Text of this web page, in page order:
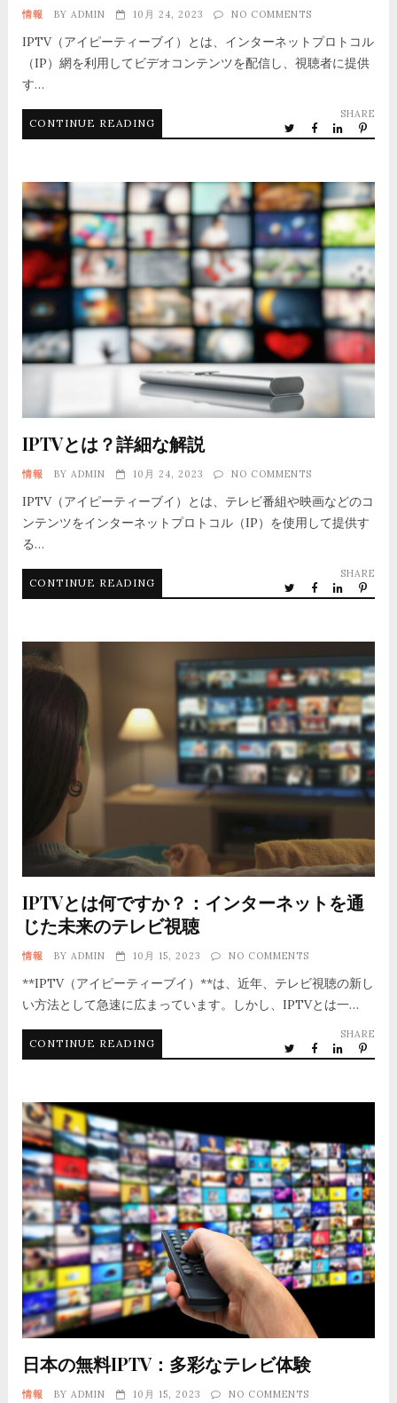
情報 BY ADMIN 10月 24, 2023 NO COMMENTS
IPTV（アイピーティーブイ）とは、インターネットプロトコル
（IP）網を利用してビデオコンテンツを配信し、視聴者に提供
す…
CONTINUE READING
SHARE
IPTVとは？詳細な解説
情報 BY ADMIN 10月 24, 2023 NO COMMENTS
IPTV（アイピーティーブイ）とは、テレビ番組や映画などのコ
ンテンツをインターネットプロトコル（IP）を使用して提供す
る…
CONTINUE READING
SHARE
IPTVとは何ですか？：インターネットを通
じた未来のテレビ視聴
情報 BY ADMIN 10月 15, 2023 NO COMMENTS
**IPTV（アイピーティーブイ）**は、近年、テレビ視聴の新し
い方法として急速に広まっています。しかし、IPTVとは一…
CONTINUE READING
SHARE
日本の無料IPTV：多彩なテレビ体験
情報 BY ADMIN 10月 15, 2023 NO COMMENTS